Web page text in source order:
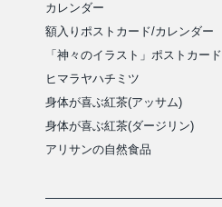
カレンダー
額入りポストカード/カレンダー
「神々のイラスト」ポストカード
ヒマラヤハチミツ
身体が喜ぶ紅茶(アッサム)
身体が喜ぶ紅茶(ダージリン)
アリサンの自然食品